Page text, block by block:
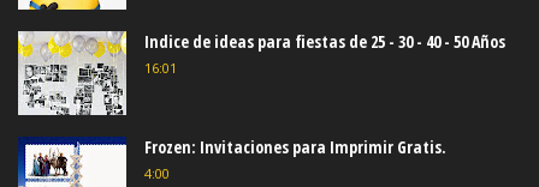
Indice de ideas para fiestas de 25 - 30 - 40 - 50 Años
16:01
Frozen: Invitaciones para Imprimir Gratis.
4:00